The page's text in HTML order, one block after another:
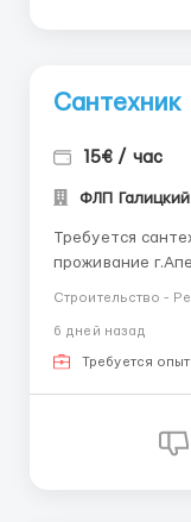
Сантехник
15€ / час
ФЛП
Требуется
проживание
требуется
ближайшее
Строительство -
6 дней назад
Требуется опыт